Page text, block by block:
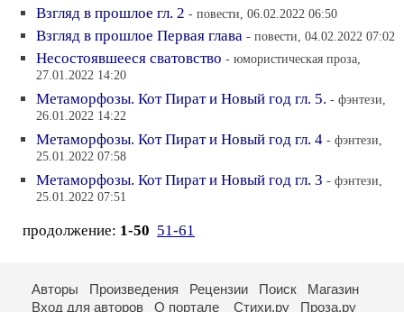
Взгляд в прошлое гл. 2 - повести, 06.02.2022 06:50
Взгляд в прошлое Первая глава - повести, 04.02.2022 07:02
Несостоявшееся сватовство - юмористическая проза,
27.01.2022 14:20
Метаморфозы. Кот Пират и Новый год гл. 5. - фэнтези,
26.01.2022 14:22
Метаморфозы. Кот Пират и Новый год гл. 4 - фэнтези,
25.01.2022 07:58
Метаморфозы. Кот Пират и Новый год гл. 3 - фэнтези,
25.01.2022 07:51
продолжение: 1-50 51-61
Авторы Произведения Рецензии Поиск
Магазин
Вход для авторов
О портале Стихи.ру Проза.ру